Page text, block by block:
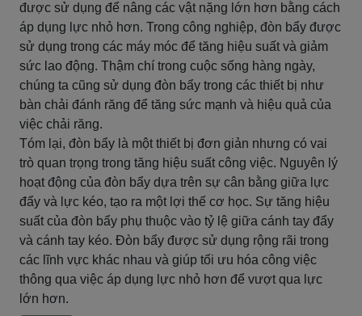
được sử dụng để nâng các vật nặng lớn hơn bằng cách
áp dụng lực nhỏ hơn. Trong công nghiệp, đòn bẩy được
sử dụng trong các máy móc để tăng hiệu suất và giảm
sức lao động. Thậm chí trong cuộc sống hàng ngày,
chúng ta cũng sử dụng đòn bẩy trong các thiết bị như
bàn chải đánh răng để tăng sức mạnh và hiệu quả của
việc chải răng.
Tóm lại, đòn bẩy là một thiết bị đơn giản nhưng có vai
trò quan trọng trong tăng hiệu suất công việc. Nguyên lý
hoạt động của đòn bẩy dựa trên sự cân bằng giữa lực
đẩy và lực kéo, tạo ra một lợi thế cơ học. Sự tăng hiệu
suất của đòn bẩy phụ thuộc vào tỷ lệ giữa cánh tay đẩy
và cánh tay kéo. Đòn bẩy được sử dụng rộng rãi trong
các lĩnh vực khác nhau và giúp tối ưu hóa công việc
thông qua việc áp dụng lực nhỏ hơn để vượt qua lực
lớn hơn.